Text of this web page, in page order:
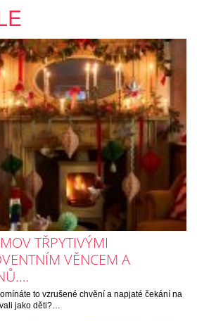
TŘPYTIVÝMI
VĚNCEM A
to vzrušené chvění a napjaté čekání na
jako děti?…